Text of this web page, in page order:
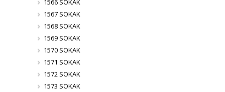
1566 SOKAK
1567 SOKAK
1568 SOKAK
1569 SOKAK
1570 SOKAK
1571 SOKAK
1572 SOKAK
1573 SOKAK